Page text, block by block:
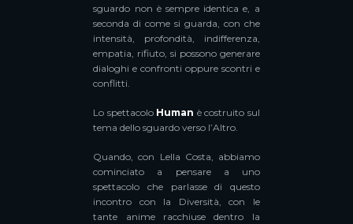
sguardo non è sempre identica e, a
seconda di come si guarda, con che
intensità, profondità, indifferenza,
empatia, rifiuto, si possono generare
dialoghi e confronti oppure scontri e
conflitti.
Lo spettacolo Human è costruito sul
tema dello sguardo verso l’Altro.
Quando, con Lella Costa, abbiamo
cominciato a pensare a uno
spettacolo che parlasse di questo
incontro con la Diversità, con le
tante anime racchiuse dentro la